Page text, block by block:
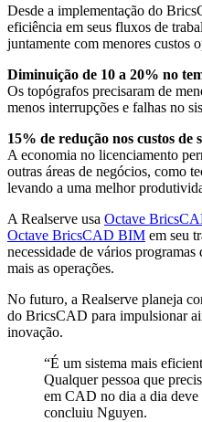
Desde a implementação do
eficiência em seus fluxos de
juntamente com menores custos
Diminuição de 10 a 20% no
Os topógrafos precisaram de
menos interrupções e falhas no
15% de redução nos custos de
A economia no licenciamento
outras áreas de negócios, como
levando a uma melhor
A Realserve usa Octave
Octave BricsCAD BIM em seu
necessidade de vários
mais as operações.
No futuro, a Realserve planeja
do BricsCAD para impulsionar
inovação.
“É um sistema mais
Qualquer pessoa que
em CAD no dia a dia
concluiu Nguyen.